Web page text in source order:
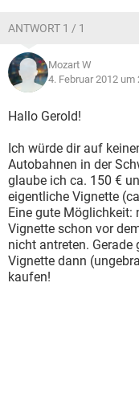
ANTWORT 1 / 1
Mozart W
4. Februar 2012 um
Hallo Gerold!
Ich würde dir auf
Autobahnen in der
glaube ich ca. 150 €
eigentliche Vignette
Eine gute
Vignette schon vor
nicht antreten. Gerade
Vignette dann
kaufen!